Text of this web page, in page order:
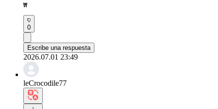
₩
0
Escribe una respuesta
2026.07.01 23:49
leCrocodile77